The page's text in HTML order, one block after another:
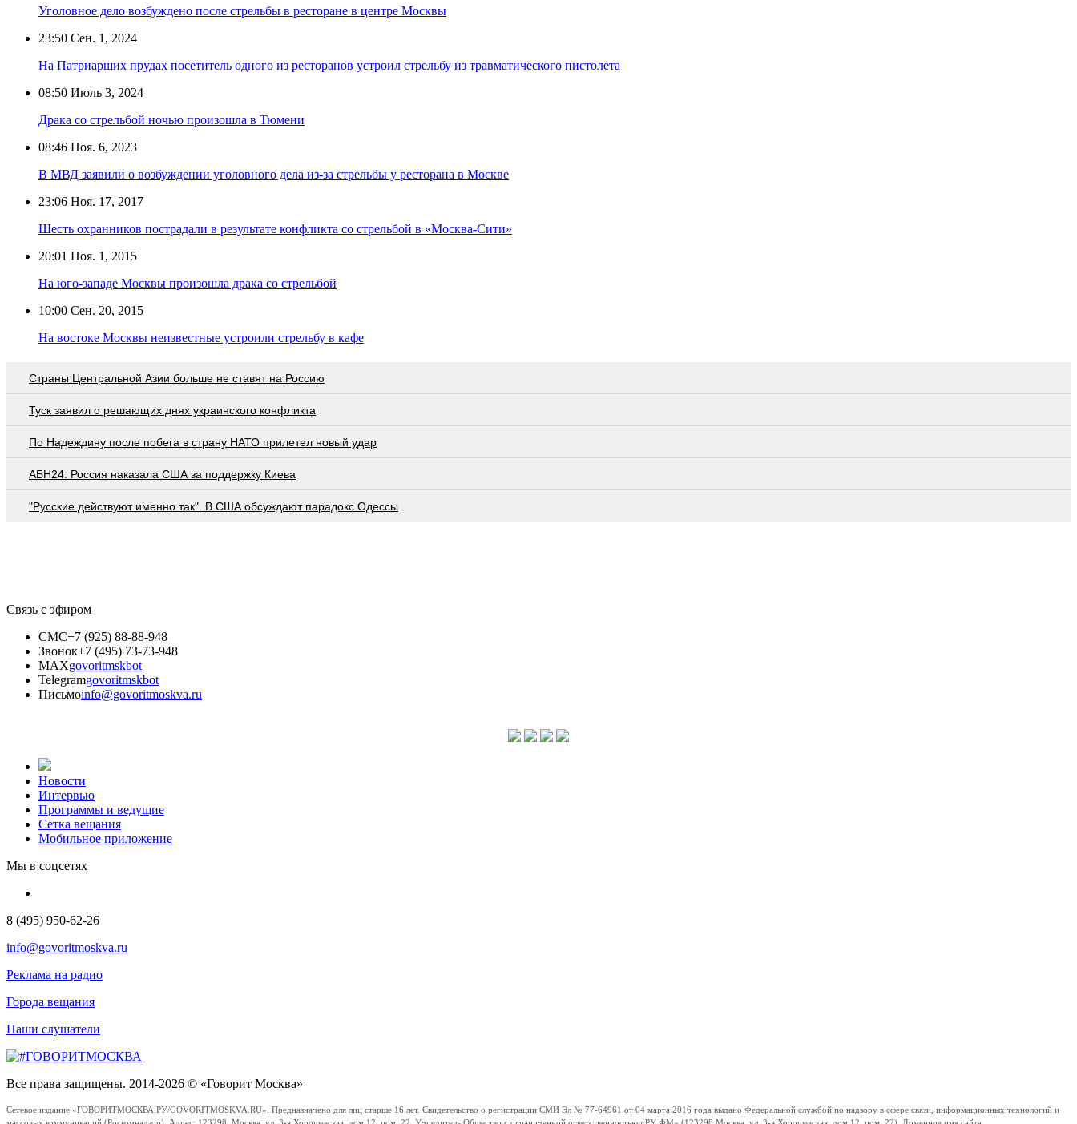
Уголовное дело возбуждено после стрельбы в ресторане в центре Москвы
23:50 Сен. 1, 2024
На Патриарших прудах посетитель одного из ресторанов устроил стрельбу из травматического пистолета
08:50 Июль 3, 2024
Драка со стрельбой ночью произошла в Тюмени
08:46 Ноя. 6, 2023
В МВД заявили о возбуждении уголовного дела из-за стрельбы у ресторана в Москве
23:06 Ноя. 17, 2017
Шесть охранников пострадали в результате конфликта со стрельбой в «Москва-Сити»
20:01 Ноя. 1, 2015
На юго-западе Москвы произошла драка со стрельбой
10:00 Сен. 20, 2015
На востоке Москвы неизвестные устроили стрельбу в кафе
Страны Центральной Азии больше не ставят на Россию
Туск заявил о решающих днях украинского конфликта
По Надеждину после побега в страну НАТО прилетел новый удар
АБН24: Россия наказала США за поддержку Киева
"Русские действуют именно так". В США обсуждают парадокс Одессы
Связь с эфиром
СМС+7 (925) 88-88-948
Звонок+7 (495) 73-73-948
MAXgovoritmskbot
Telegramgovoritmskbot
Письмоinfo@govoritmoskva.ru
Новости
Интервью
Программы и ведущие
Сетка вещания
Мобильное приложение
Мы в соцсетях
8 (495) 950-62-26
info@govoritmoskva.ru
Реклама на радио
Города вещания
Наши слушатели
Все права защищены. 2014-2026 © «Говорит Москва»
Сетевое издание «ГОВОРИТМОСКВА.РУ/GOVORITMOSKVA.RU». Предназначено для лиц старше 16 лет. Свидетельство о регистрации СМИ Эл № 77-64961 от 04 марта 2016 года выдано Федеральной службой по надзору в сфере связи, информационных технологий и